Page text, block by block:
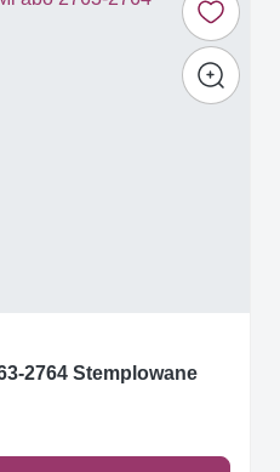
2764 Stemplowane